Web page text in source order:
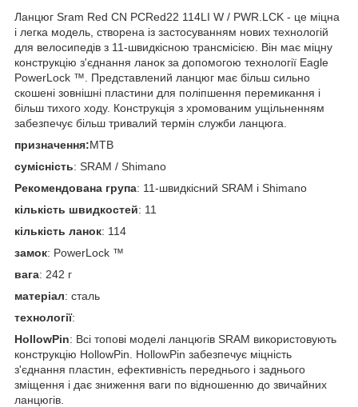
Ланцюг Sram Red CN PCRed22 114LI W / PWR.LCK - це міцна
і легка модель, створена із застосуванням нових технологій
для велосипедів з 11-швидкісною трансмісією. Вiн має міцну
конструкцію з'єднання ланок за допомогою технології Eagle
PowerLock ™. Представлений ланцюг має більш сильно
скошені зовнішні пластини для поліпшення перемикання і
більш тихого ходу. Конструкція з хромованим ущільненням
забезпечує більш тривалий термін служби ланцюга.
призначення:MTB
сумісність: SRAM / Shimano
Рекомендована група: 11-швидкісний SRAM і Shimano
кількість швидкостей: 11
кількість ланок: 114
замок: PowerLock ™
вага: 242 г
матеріал: сталь
технології:
HollowPin: Всi топові моделі ланцюгів SRAM використовують
конструкцію HollowPin. HollowPin забезпечує міцність
з'єднання пластин, ефективність переднього і заднього
зміщення і дає зниження ваги по відношенню до звичайних
ланцюгiв.